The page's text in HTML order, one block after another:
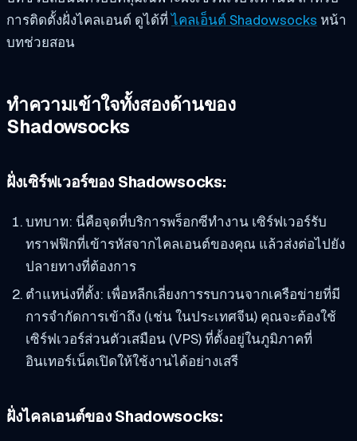
การติดตั้งฝั่งไคลเอนต์ ดูได้ที่ไคลเอ็นต์ Shadowsocks หน้า
บทช่วยสอน
ทำความเข้าใจทั้งสองด้านของ
Shadowsocks
ฝั่งเซิร์ฟเวอร์ของ Shadowsocks:
บทบาท: นี่คือจุดที่บริการพร็อกซีทำงาน เซิร์ฟเวอร์รับ
ทราฟฟิกที่เข้ารหัสจากไคลเอนต์ของคุณ แล้วส่งต่อไปยัง
ปลายทางที่ต้องการ
ตำแหน่งที่ตั้ง: เพื่อหลีกเลี่ยงการรบกวนจากเครือข่ายที่มี
การจำกัดการเข้าถึง (เช่น ในประเทศจีน) คุณจะต้องใช้
เซิร์ฟเวอร์ส่วนตัวเสมือน (VPS) ที่ตั้งอยู่ในภูมิภาคที่
อินเทอร์เน็ตเปิดให้ใช้งานได้อย่างเสรี
ฝั่งไคลเอนต์ของ Shadowsocks: